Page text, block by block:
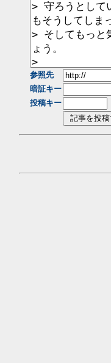
参照先
暗証キー
投稿キー